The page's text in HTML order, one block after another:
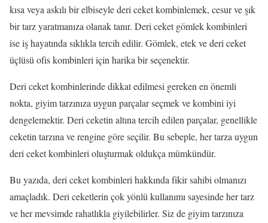
kısa veya askılı bir elbiseyle deri ceket kombinlemek, cesur ve şık
bir tarz yaratmanıza olanak tanır. Deri ceket gömlek kombinleri
ise iş hayatında sıklıkla tercih edilir. Gömlek, etek ve deri ceket
üçlüsü ofis kombinleri için harika bir seçenektir.
Deri ceket kombinlerinde dikkat edilmesi gereken en önemli
nokta, giyim tarzınıza uygun parçalar seçmek ve kombini iyi
dengelemektir. Deri ceketin altına tercih edilen parçalar, genellikle
ceketin tarzına ve rengine göre seçilir. Bu sebeple, her tarza uygun
deri ceket kombinleri oluşturmak oldukça mümkündür.
Bu yazıda, deri ceket kombinleri hakkında fikir sahibi olmanızı
amaçladık. Deri ceketlerin çok yönlü kullanımı sayesinde her tarz
ve her mevsimde rahatlıkla giyilebilirler. Siz de giyim tarzınıza